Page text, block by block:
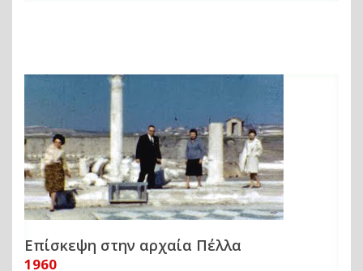
Επίσκεψη στην αρχαία Πέλλα
1960